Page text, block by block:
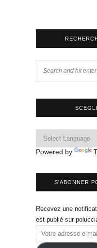
Powered by
S'ABONNER
Recevez une
est publié sur